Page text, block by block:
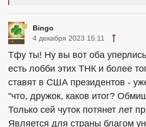
Bingo
4 декабря 2023 15:11
Тфу ты! Ну вы вот оба
есть лобби этих ТНК и более
ставят в США президентов -
"что, дружок, каков итог?
Только сей чуток потянет лет
Является для страны благом